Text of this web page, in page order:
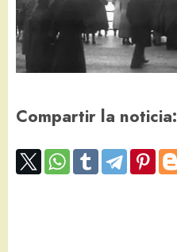
Compartir la noticia: